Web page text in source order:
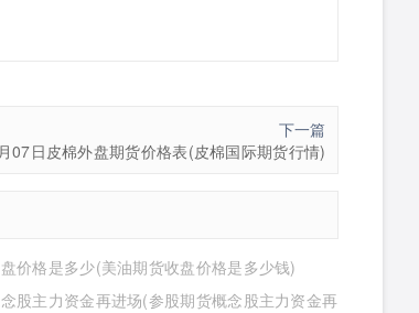
下一篇
07日皮棉外盘期货价格表(皮棉国际期货行情)
价格是多少(美油期货收盘价格是多少钱)
股主力资金再进场(参股期货概念股主力资金再